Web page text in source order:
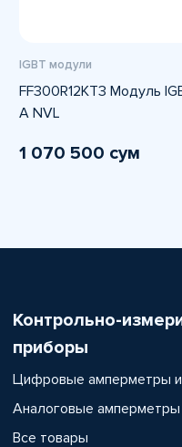
IGBT модули
FF300R12KT3 Модуль
A NVL
1 070 500 сум
Контрольно-
приборы
Цифровые амперметры
Аналоговые
Все товары